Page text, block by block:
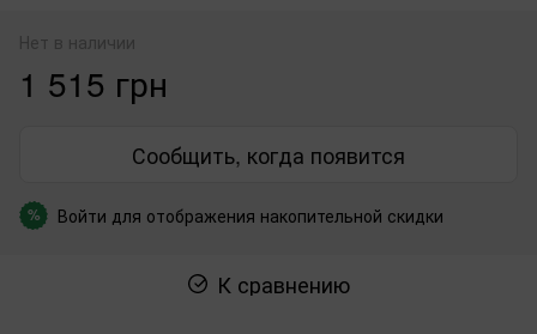
Нет в наличии
1 515 грн
Сообщить, когда появится
% Войти для отображения накопительной скидки
К сравнению